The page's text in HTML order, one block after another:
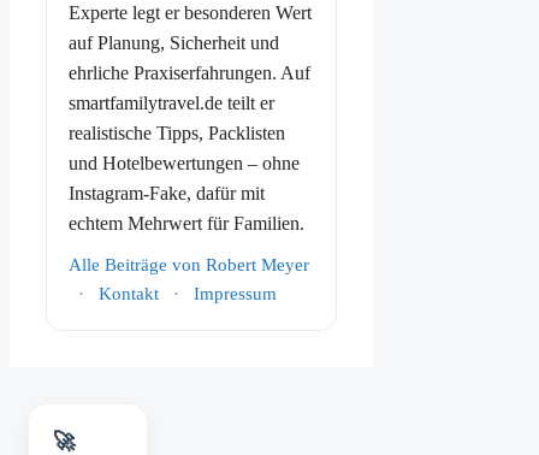
Experte legt er besonderen Wert
auf Planung, Sicherheit und
ehrliche Praxiserfahrungen. Auf
smartfamilytravel.de teilt er
realistische Tipps, Packlisten
und Hotelbewertungen – ohne
Instagram-Fake, dafür mit
echtem Mehrwert für Familien.
Alle Beiträge von Robert Meyer
·
Kontakt · Impressum
🚀